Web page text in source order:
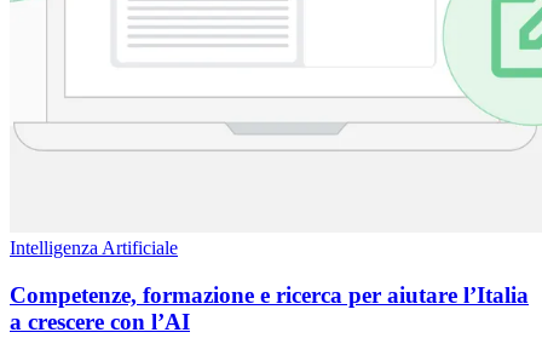
Intelligenza Artificiale
Competenze, formazione e ricerca per aiutare l’Italia
a crescere con l’AI